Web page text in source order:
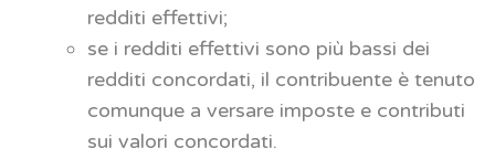
redditi effettivi;
se i redditi effettivi sono più bassi dei
redditi concordati, il contribuente è tenuto
comunque a versare imposte e contributi
sui valori concordati.